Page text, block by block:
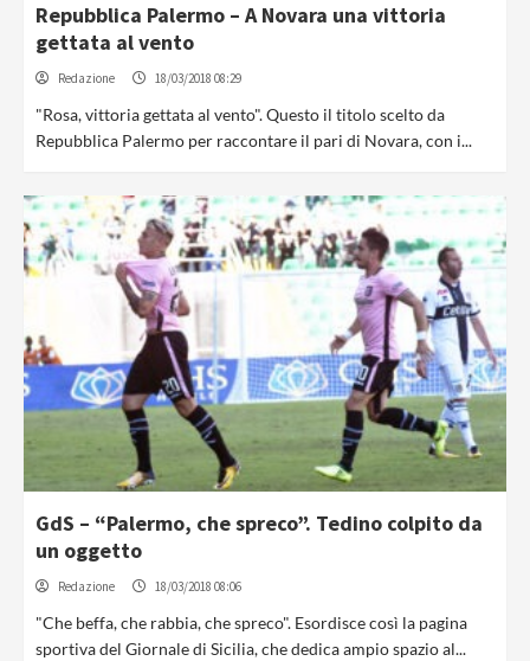
Repubblica Palermo – A Novara una vittoria
gettata al vento
Redazione 18/03/2018 08:29
"Rosa, vittoria gettata al vento". Questo il titolo scelto da
Repubblica Palermo per raccontare il pari di Novara, con i...
GdS – “Palermo, che spreco”. Tedino colpito da
un oggetto
Redazione 18/03/2018 08:06
"Che beffa, che rabbia, che spreco". Esordisce così la pagina
sportiva del Giornale di Sicilia, che dedica ampio spazio al...